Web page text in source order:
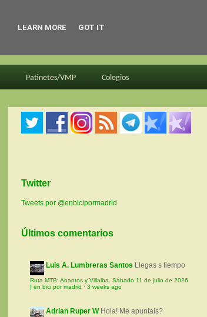
Patinetes/VMP Colegios
Twitter
Tweets por @enbicipormadrid
Últimos comentarios
Luis A. Lumbreras Santos Llegas s tiempo
Ruta MTB: Abantos y Villalba. Sábado 11 de julio de 2026
| en bici por madrid · 3 weeks ago
Adrian Ruper W Hola! Me apuntais?
LEARN MORE GOT IT